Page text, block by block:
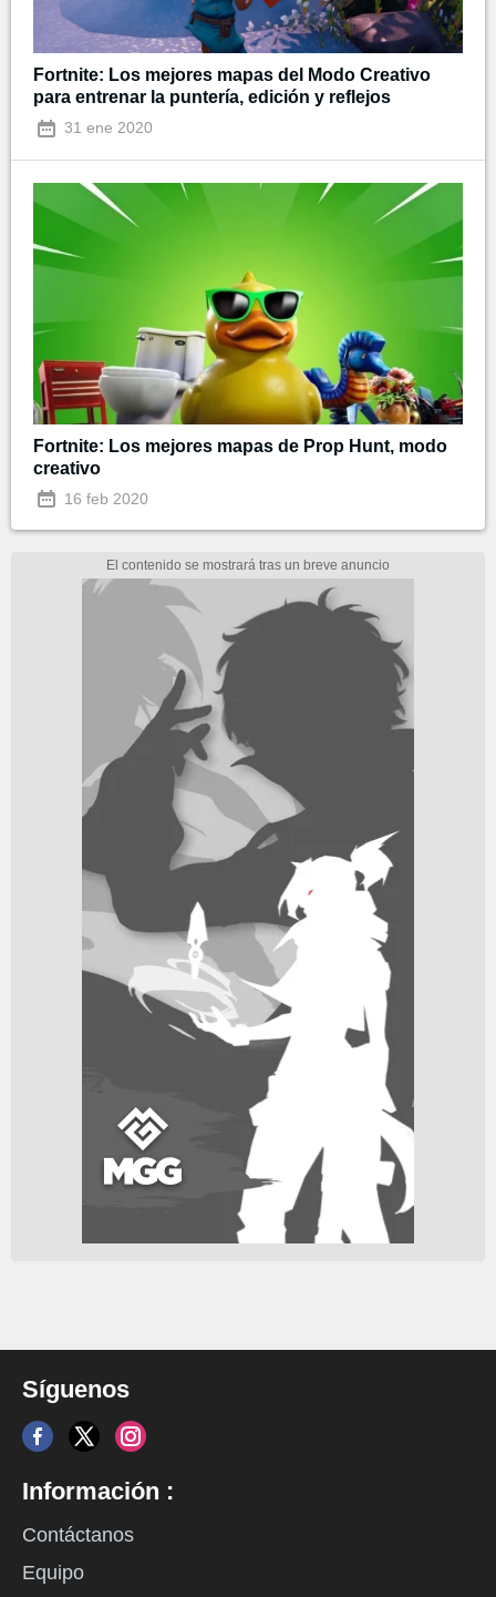
Fortnite: Los mejores mapas del Modo Creativo
para entrenar la puntería, edición y reflejos
31 ene 2020
Fortnite: Los mejores mapas de Prop Hunt, modo
creativo
16 feb 2020
Síguenos
Información :
Contáctanos
Equipo